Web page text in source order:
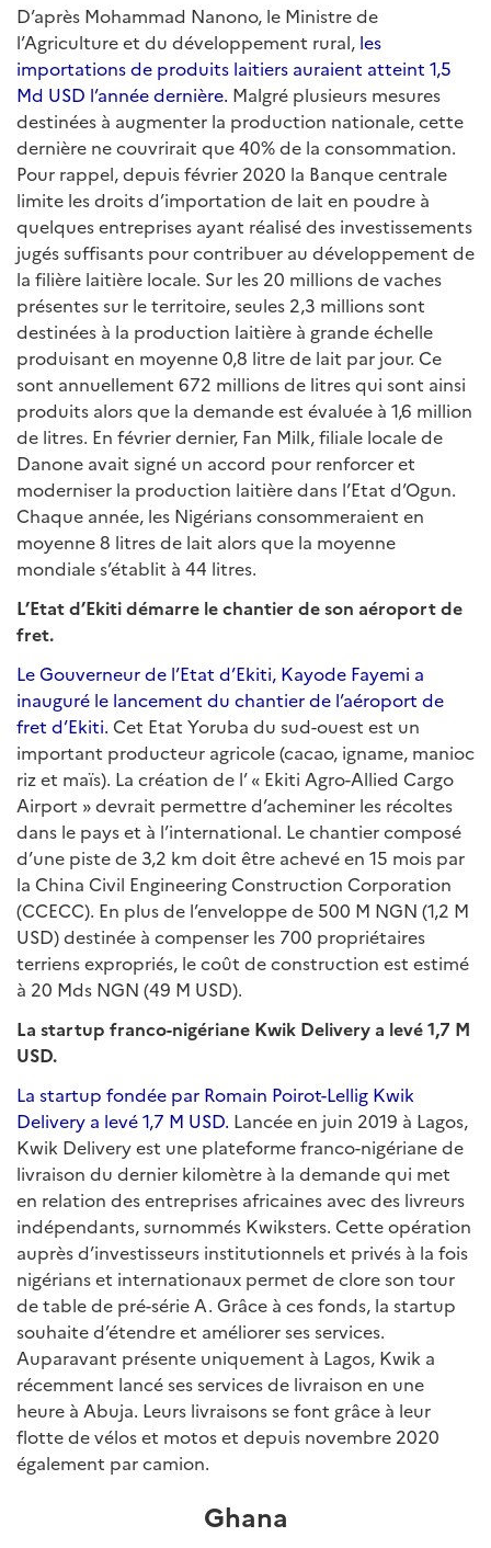
D’après Mohammad Nanono, le Ministre de
l’Agriculture et du développement rural, les
importations de produits laitiers auraient atteint 1,5
Md USD l’année dernière. Malgré plusieurs mesures
destinées à augmenter la production nationale, cette
dernière ne couvrirait que 40% de la consommation.
Pour rappel, depuis février 2020 la Banque centrale
limite les droits d’importation de lait en poudre à
quelques entreprises ayant réalisé des investissements
jugés suffisants pour contribuer au développement de
la filière laitière locale. Sur les 20 millions de vaches
présentes sur le territoire, seules 2,3 millions sont
destinées à la production laitière à grande échelle
produisant en moyenne 0,8 litre de lait par jour. Ce
sont annuellement 672 millions de litres qui sont ainsi
produits alors que la demande est évaluée à 1,6 million
de litres. En février dernier, Fan Milk, filiale locale de
Danone avait signé un accord pour renforcer et
moderniser la production laitière dans l’Etat d’Ogun.
Chaque année, les Nigérians consommeraient en
moyenne 8 litres de lait alors que la moyenne
mondiale s’établit à 44 litres.
L’Etat d’Ekiti démarre le chantier de son aéroport de
fret.
Le Gouverneur de l’Etat d’Ekiti, Kayode Fayemi a
inauguré le lancement du chantier de l’aéroport de
fret d’Ekiti. Cet Etat Yoruba du sud-ouest est un
important producteur agricole (cacao, igname, manioc
riz et maïs). La création de l’ « Ekiti Agro-Allied Cargo
Airport » devrait permettre d’acheminer les récoltes
dans le pays et à l’international. Le chantier composé
d’une piste de 3,2 km doit être achevé en 15 mois par
la China Civil Engineering Construction Corporation
(CCECC). En plus de l’enveloppe de 500 M NGN (1,2 M
USD) destinée à compenser les 700 propriétaires
terriens expropriés, le coût de construction est estimé
à 20 Mds NGN (49 M USD).
La startup franco-nigériane Kwik Delivery a levé 1,7 M
USD.
La startup fondée par Romain Poirot-Lellig Kwik
Delivery a levé 1,7 M USD. Lancée en juin 2019 à Lagos,
Kwik Delivery est une plateforme franco-nigériane de
livraison du dernier kilomètre à la demande qui met
en relation des entreprises africaines avec des livreurs
indépendants, surnommés Kwiksters. Cette opération
auprès d’investisseurs institutionnels et privés à la fois
nigérians et internationaux permet de clore son tour
de table de pré-série A. Grâce à ces fonds, la startup
souhaite d’étendre et améliorer ses services.
Auparavant présente uniquement à Lagos, Kwik a
récemment lancé ses services de livraison en une
heure à Abuja. Leurs livraisons se font grâce à leur
flotte de vélos et motos et depuis novembre 2020
également par camion.
Ghana